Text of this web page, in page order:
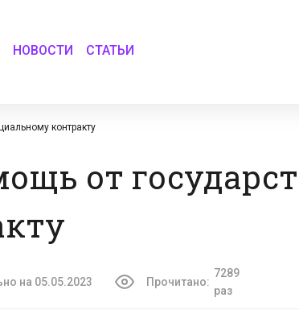
НОВОСТИ СТАТЬИ
контракту
от
на 05.05.2023 Прочитано:
7289
раз